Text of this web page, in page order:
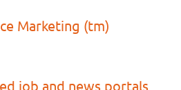
Marketing (tm)
job and news portals